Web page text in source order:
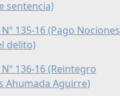
sentencia)
Nº 135-16 (Pago Nociones
delito)
Nº 136-16 (Reintegro
Ahumada Aguirre)